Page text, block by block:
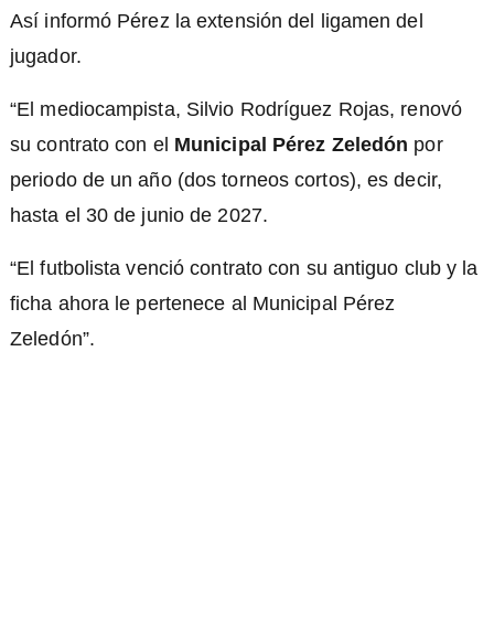
Así informó Pérez la extensión del ligamen del
jugador.
“El mediocampista, Silvio Rodríguez Rojas, renovó
su contrato con el Municipal Pérez Zeledón por
periodo de un año (dos torneos cortos), es decir,
hasta el 30 de junio de 2027.
“El futbolista venció contrato con su antiguo club y la
ficha ahora le pertenece al Municipal Pérez
Zeledón”.